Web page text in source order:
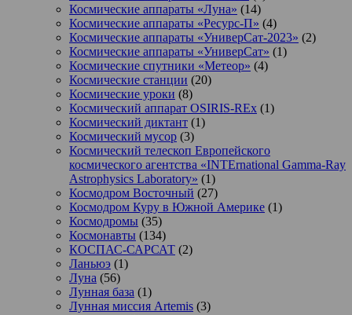
Космические аппараты «Луна» (14)
Космические аппараты «Ресурс-П» (4)
Космические аппараты «УниверСат-2023» (2)
Космические аппараты «УниверСат» (1)
Космические спутники «Метеор» (4)
Космические станции (20)
Космические уроки (8)
Космический аппарат OSIRIS-REx (1)
Космический диктант (1)
Космический мусор (3)
Космический телескоп Европейского
космического агентства «INTErnational Gamma-Ray
Astrophysics Laboratory» (1)
Космодром Восточный (27)
Космодром Куру в Южной Америке (1)
Космодромы (35)
Космонавты (134)
КОСПАС-САРСАТ (2)
Ланьюэ (1)
Луна (56)
Лунная база (1)
Лунная миссия Artemis (3)